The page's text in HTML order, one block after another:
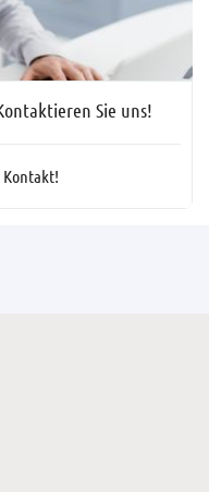
Sie uns!
Kontakt!